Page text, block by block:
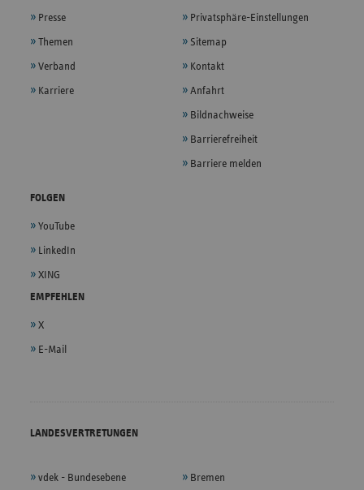
Presse
Themen
Verband
Karriere
Privatsphäre-Einstellungen
Sitemap
Kontakt
Anfahrt
Bildnachweise
Barrierefreiheit
Barriere melden
FOLGEN
YouTube
LinkedIn
XING
EMPFEHLEN
X
E-Mail
LANDESVERTRETUNGEN
vdek - Bundesebene Bremen